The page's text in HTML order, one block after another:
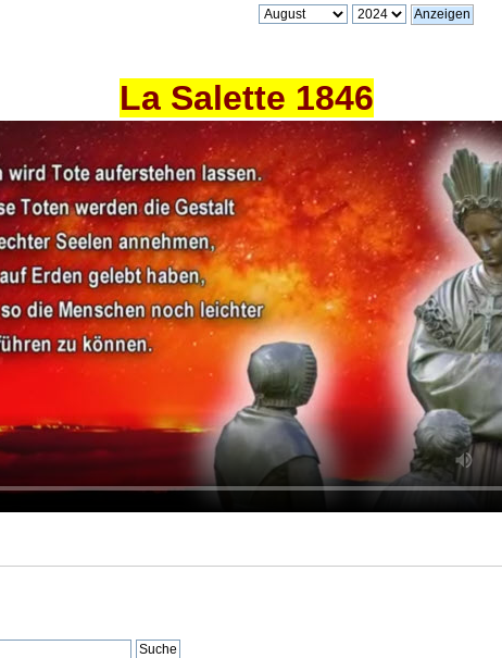
La Salette 1846